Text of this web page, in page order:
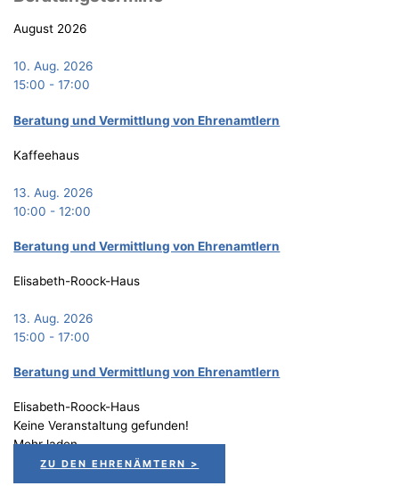
August 2026
10. Aug. 2026
15:00 -17:00
Bera­tung und Ver­mitt­lung von Ehrenamtlern
Kaffeehaus
13. Aug. 2026
10:00 -12:00
Bera­tung und Ver­mitt­lung von Ehrenamtlern
Elisabeth-Roock-Haus
13. Aug. 2026
15:00 -17:00
Bera­tung und Ver­mitt­lung von Ehrenamtlern
Elisabeth-Roock-Haus
Keine Veranstaltung gefunden!
Mehr laden
ZU DEN EHRENÄMTERN >